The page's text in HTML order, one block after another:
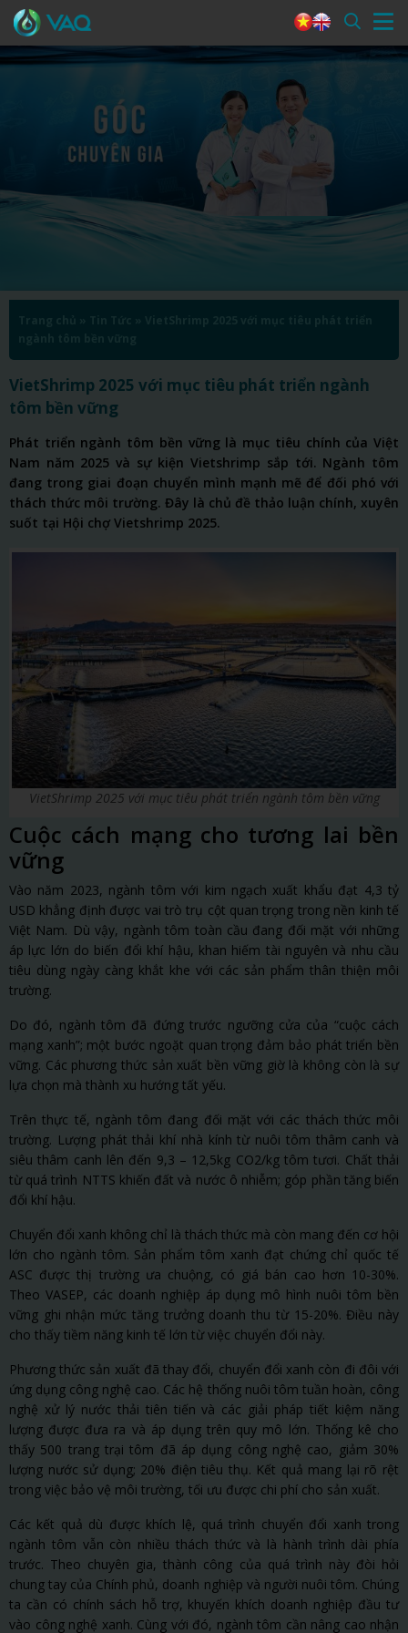
VietShrimp 2025 với mục tiêu phát triển ngành
tôm bền vững
Phát triển ngành tôm bền vững là mục tiêu chính của Việt
Nam năm 2025 và sự kiệnVietshrimp sắp tới. Ngành tôm
đang trong giai đoạn chuyển mình mạnh mẽ để đối phó với
thách thức môi trường. Đây là chủ đề thảo luận chính, xuyên
suốt tại Hội chợ Vietshrimp 2025.
VietShrimp 2025 với mục tiêu phát triển ngành tôm bền vững
Cuộc cách mạng cho tương lai bền
vững
Vào năm 2023, ngành tôm với kim ngạch xuất khẩu đạt 4,3 tỷ
USD khẳng định được vai trò trụ cột quan trọng trong nền kinh tế
Việt Nam. Dù vậy, ngành tôm toàn cầu đang đối mặt với những
áp lực lớn do biến đổi khí hậu, khan hiếm tài nguyên và nhu cầu
tiêu dùng ngày càng khắt khe với các sản phẩm thân thiện môi
trường.
Do đó, ngành tôm đã đứng trước ngưỡng cửa của “cuộc cách
mạng xanh”; một bước ngoặt quan trọng đảm bảo phát triển bền
vững. Các phương thức sản xuất bền vững giờ là không còn là sự
lựa chọn mà thành xu hướng tất yếu.
Trên thực tế, ngành tôm đang đối mặt với các thách thức môi
trường. Lượng phát thải khí nhà kính từ nuôi tôm thâm canh và
siêu thâm canh lên đến 9,3 – 12,5kg CO2/kg tôm tươi. Chất thải
từ quá trình NTTS khiến đất và nước ô nhiễm; góp phần tăng biến
đổi khí hậu.
Chuyển đổi xanh không chỉ là thách thức mà còn mang đến cơ hội
lớn cho ngành tôm. Sản phẩm tôm xanh đạt chứng chỉ quốc tế
ASC được thị trường ưa chuộng, có giá bán cao hơn 10-30%.
Theo VASEP, các doanh nghiệp áp dụng mô hình nuôi tôm bền
vững ghi nhận mức tăng trưởng doanh thu từ 15-20%. Điều này
cho thấy tiềm năng kinh tế lớn từ việc chuyển đổi này.
Phương thức sản xuất đã thay đổi, chuyển đổi xanh còn đi đôi với
ứng dụng công nghệ cao. Các hệ thống nuôi tôm tuần hoàn, công
nghệ xử lý nước thải tiên tiến và các giải pháp tiết kiệm năng
lượng được đưa ra và áp dụng trên quy mô lớn. Thống kê cho
thấy 500 trang trại tôm đã áp dụng công nghệ cao, giảm 30%
lượng nước sử dụng; 20% điện tiêu thụ. Kết quả mang lại rõ rệt
trong việc bảo vệ môi trường, tối ưu được chi phí cho sản xuất.
Các kết quả dù được khích lệ, quá trình chuyển đổi xanh trong
ngành tôm vẫn còn nhiều thách thức và là hành trình dài phía
trước. Theo chuyên gia, thành công của quá trình này đòi hỏi
chung tay của Chính phủ, doanh nghiệp và người nuôi tôm. Chúng
ta cần có chính sách hỗ trợ, khuyến khích doanh nghiệp đầu tư
vào công nghệ xanh. Cùng với đó, ngành tôm cần nâng cao nhận